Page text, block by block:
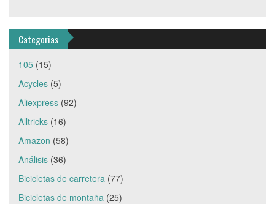
Categorias
105 (15)
Acycles (5)
Aliexpress (92)
Alltricks (16)
Amazon (58)
Análisis (36)
Bicicletas de carretera (77)
Bicicletas de montaña (25)